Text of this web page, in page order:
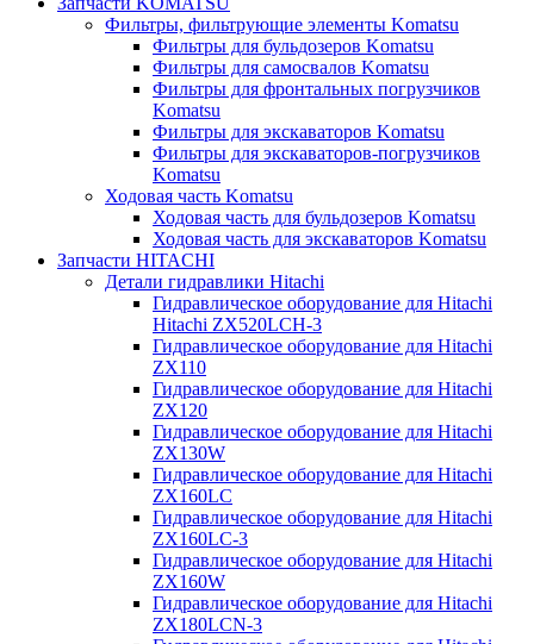
Фильтры, фильтрующие элементы Komatsu
Фильтры для бульдозеров Komatsu
Фильтры для самосвалов Komatsu
Фильтры для фронтальных погрузчиков
Komatsu
Фильтры для экскаваторов Komatsu
Фильтры для экскаваторов-погрузчиков
Komatsu
Ходовая часть Komatsu
Ходовая часть для бульдозеров Komatsu
Ходовая часть для экскаваторов Komatsu
Запчасти HITACHI
Детали гидравлики Hitachi
Гидравлическое оборудование для Hitachi
Hitachi ZX520LCH-3
Гидравлическое оборудование для Hitachi
ZX110
Гидравлическое оборудование для Hitachi
ZX120
Гидравлическое оборудование для Hitachi
ZX130W
Гидравлическое оборудование для Hitachi
ZX160LC
Гидравлическое оборудование для Hitachi
ZX160LC-3
Гидравлическое оборудование для Hitachi
ZX160W
Гидравлическое оборудование для Hitachi
ZX180LCN-3